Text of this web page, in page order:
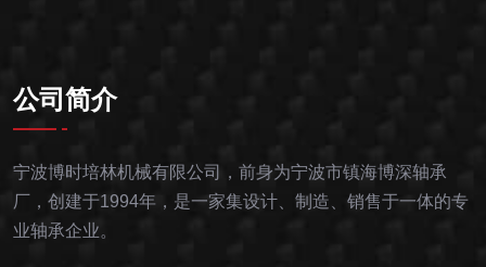
公司简介
宁波博时培林机械有限公司，前身为宁波市镇海博深轴承
厂，创建于1994年，是一家集设计、制造、销售于一体的专
业轴承企业。